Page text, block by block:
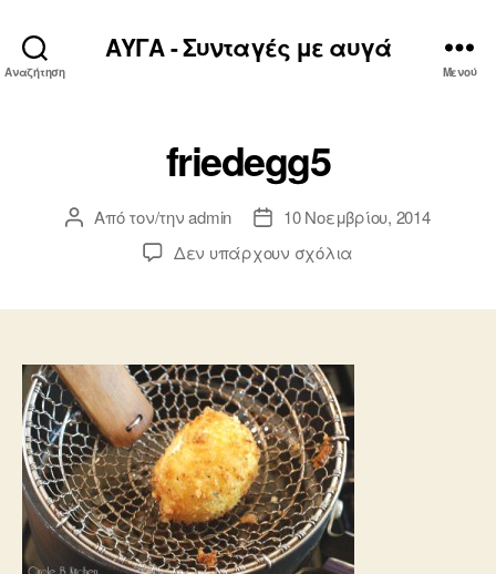
Αναζήτηση
ΑΥΓΑ - Συνταγές με αυγά
Μενού
friedegg5
Συντάκτης
Από τον/τηνadmin
Ημ.
δημοσίευσης
10 Νοεμβρίου, 2014
Δεν υπάρχουν σχόλια